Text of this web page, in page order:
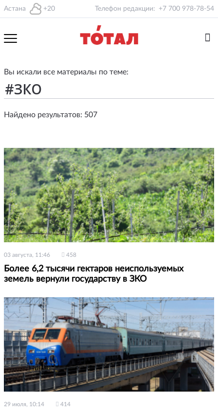
Астана +20 Телефон редакции: +7 700 978-78-54
Вы искали все материалы по теме:
Найдено результатов: 507
03 августа, 11:46 458
Более 6,2 тысячи гектаров неиспользуемых
земель вернули государству в ЗКО
29 июля, 10:14 414